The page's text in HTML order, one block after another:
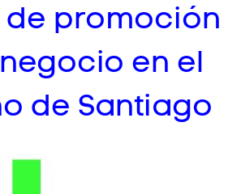
de promoción
en el
de Santiago